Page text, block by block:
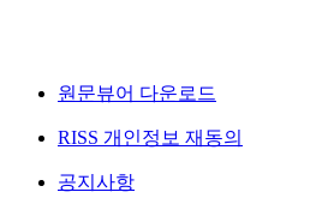
원문뷰어 다운로드
RISS 개인정보 재동의
공지사항